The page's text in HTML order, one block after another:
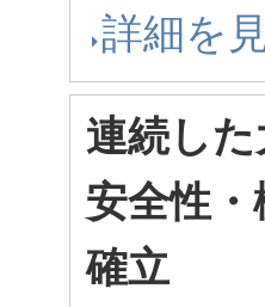
詳細を
連続し
安全性
確立